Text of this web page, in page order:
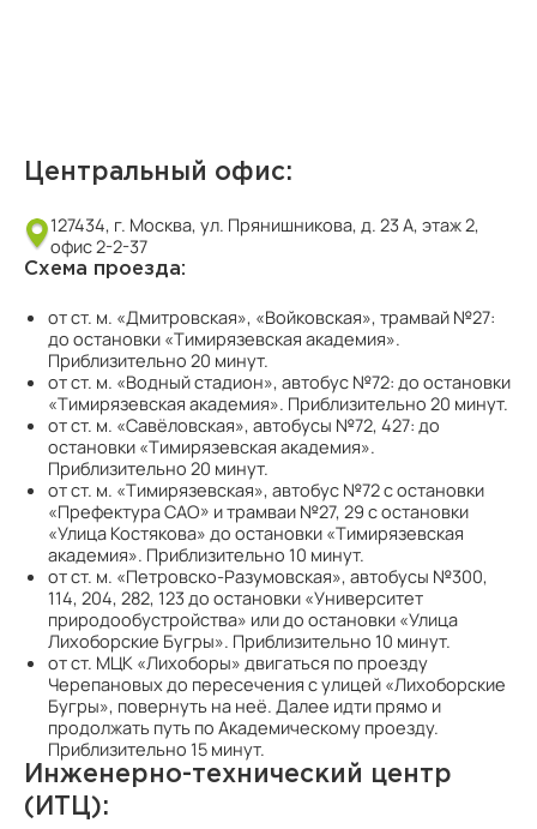
Центральный офис:
127434, г. Москва, ул. Прянишникова, д. 23 А, этаж 2,
офис 2-2-37
Схема проезда:
от ст. м. «Дмитровская», «Войковская», трамвай №27:
до остановки «Тимирязевская академия».
Приблизительно 20 минут.
от ст. м. «Водный стадион», автобус №72: до остановки
«Тимирязевская академия». Приблизительно 20 минут.
от ст. м. «Савёловская», автобусы №72, 427: до
остановки «Тимирязевская академия».
Приблизительно 20 минут.
от ст. м. «Тимирязевская», автобус №72 с остановки
«Префектура САО» и трамваи №27, 29 с остановки
«Улица Костякова» до остановки «Тимирязевская
академия». Приблизительно 10 минут.
от ст. м. «Петровско-Разумовская», автобусы №300,
114, 204, 282, 123 до остановки «Университет
природообустройства» или до остановки «Улица
Лихоборские Бугры». Приблизительно 10 минут.
от ст. МЦК «Лихоборы» двигаться по проезду
Черепановых до пересечения с улицей «Лихоборские
Бугры», повернуть на неё. Далее идти прямо и
продолжать путь по Академическому проезду.
Приблизительно 15 минут.
Инженерно-технический центр
(ИТЦ):